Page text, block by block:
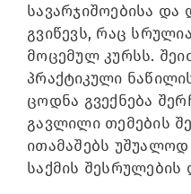
სავარჯიშოებისა და
გვიწევს, რაც
მოცემულ კურსს.
პრაქტიკული
ცოდნა გვექნება
გავლილი თემების
ითამაშებს
საქმის შესრულების